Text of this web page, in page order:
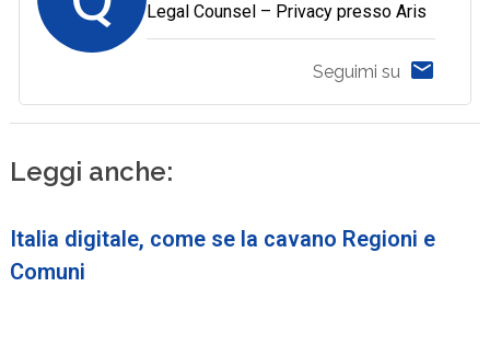
Legal Counsel – Privacy presso Aris
Seguimi su
Leggi anche:
Italia digitale, come se la cavano Regioni e
Comuni